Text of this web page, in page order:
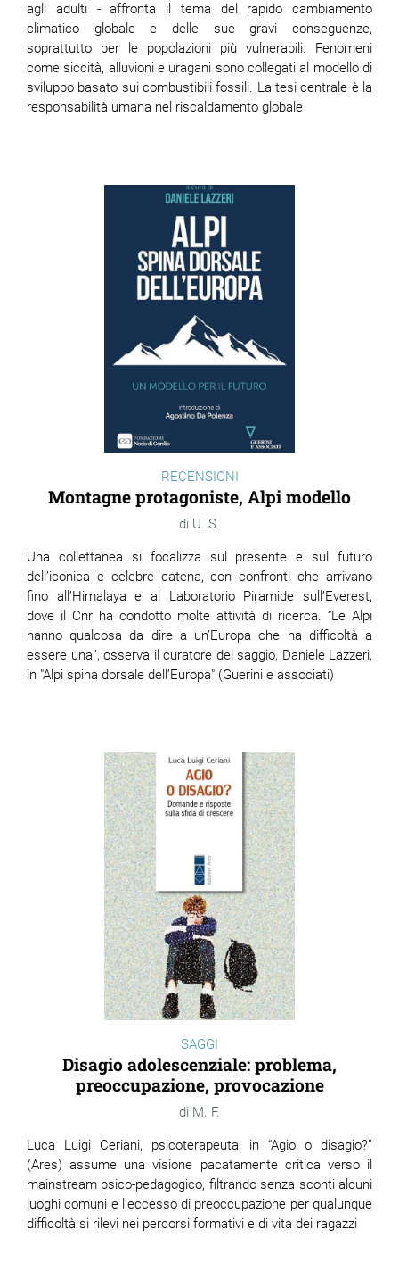
agli adulti - affronta il tema del rapido cambiamento
climatico globale e delle sue gravi conseguenze,
soprattutto per le popolazioni più vulnerabili. Fenomeni
come siccità, alluvioni e uragani sono collegati al modello di
sviluppo basato sui combustibili fossili. La tesi centrale è la
responsabilità umana nel riscaldamento globale
RECENSIONI
Montagne protagoniste, Alpi modello
U. S.
Una collettanea si focalizza sul presente e sul futuro
dell’iconica e celebre catena, con confronti che arrivano
fino all’Himalaya e al Laboratorio Piramide sull’Everest,
dove il Cnr ha condotto molte attività di ricerca. “Le Alpi
hanno qualcosa da dire a un’Europa che ha difficoltà a
essere una”, osserva il curatore del saggio, Daniele Lazzeri,
in "Alpi spina dorsale dell’Europa" (Guerini e associati)
SAGGI
Disagio adolescenziale: problema,
preoccupazione, provocazione
M. F.
Luca Luigi Ceriani, psicoterapeuta, in “Agio o disagio?”
(Ares) assume una visione pacatamente critica verso il
mainstream psico-pedagogico, filtrando senza sconti alcuni
luoghi comuni e l’eccesso di preoccupazione per qualunque
difficoltà si rilevi nei percorsi formativi e di vita dei ragazzi